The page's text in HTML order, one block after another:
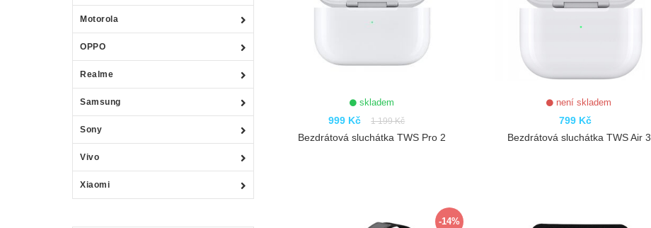
Motorola
OPPO
Realme
Samsung
Sony
Vivo
Xiaomi
skladem
999 Kč 1 199 Kč
Bezdrátová sluchátka TWS Pro 2
není skladem
799 Kč
Bezdrátová sluchátka TWS Air 3
-14%